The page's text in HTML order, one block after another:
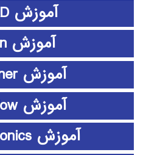
آموزش PSCAD
آموزش python
آموزش rapidminer
آموزش ShowFlow
آموزش SimElectronics